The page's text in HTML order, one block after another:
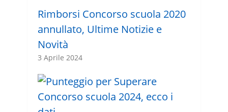
Rimborsi Concorso scuola 2020
annullato, Ultime Notizie e
Novità
3 Aprile 2024